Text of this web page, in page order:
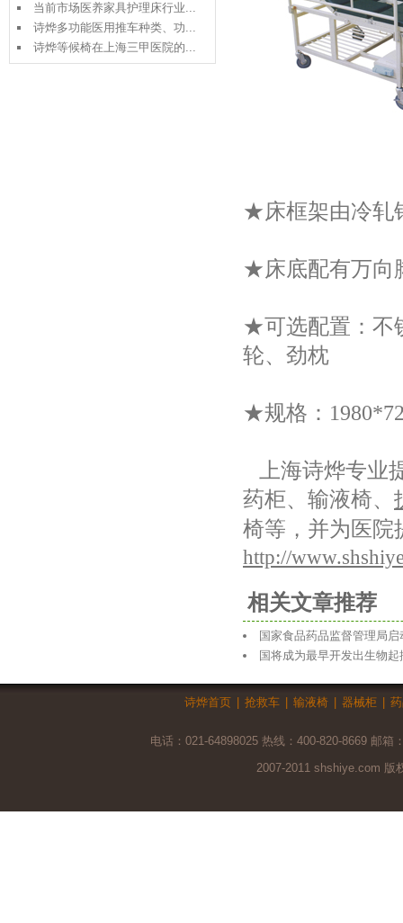
当前市场医养家具护理床行业...
诗烨多功能医用推车种类、功...
诗烨等候椅在上海三甲医院的...
★床框架由冷轧
★床底配有万向
★可选配置：不
轮、劲枕
★规格：
上海诗烨专
药柜、输液椅、
椅等，并为医院
http://
相关文章推荐
国家食品药品监督管理局
国将成为最早开发出生物
诗烨首页 抢救车 输液椅 器械柜
电话：021-64898025 热线：400-820-8669 邮箱
2007-2011 shshiye.com 版